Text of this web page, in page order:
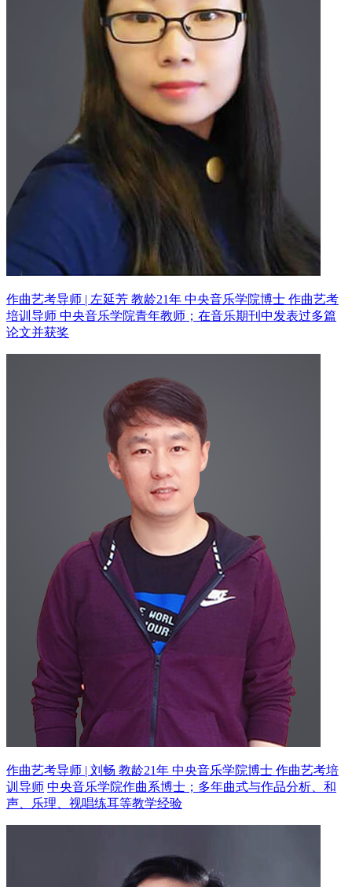
作曲艺考导师 | 左延芳 教龄21年 中央音乐学院博士 作曲艺考
培训导师 中央音乐学院青年教师；在音乐期刊中发表过多篇
论文并获奖
作曲艺考导师 | 刘畅 教龄21年 中央音乐学院博士 作曲艺考培
训导师 中央音乐学院作曲系博士；多年曲式与作品分析、和
声、乐理、视唱练耳等教学经验